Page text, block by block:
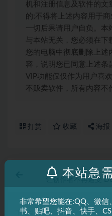
机和注册信息及软件的文
的;不得将上述内容用于
一切后果请用户自负。本
与本站无关，您必须在
您的电脑中彻底删除上述
容，说明您已同意上述条
VIP功能仅仅作为用户喜
不贩卖软件，所有内容不
打赏 收藏 海报
让创作者不再遭受
下一篇
本站急
非常希望您能在:QQ、微信
书、贴吧、抖音、快手、